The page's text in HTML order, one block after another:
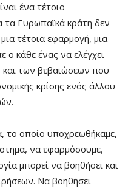
ένα τέτοιο
τα Ευρωπαϊκά κράτη δεν
τέτοια εφαρμογή, μια
ο κάθε ένας να ελέγχει
των βεβαιώσεων που
κρίσης ενός άλλου
το οποίο υποχρεωθήκαμε,
να εφαρμόσουμε,
μπορεί να βοηθήσει και
Να βοηθήσει